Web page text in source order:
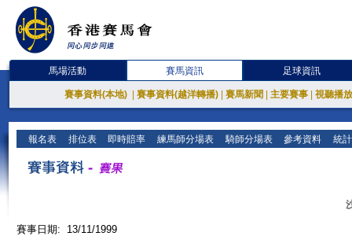
馬場活動 賽馬資訊 足球資訊
賽事資料(本地) 賽事資料(越洋轉播) 賽馬新聞 主要賽事 視聽播
報名表 排位表 即時賠率 練馬師分場表 騎師分場表 參考資料 統
賽事日期: 13/11/1999